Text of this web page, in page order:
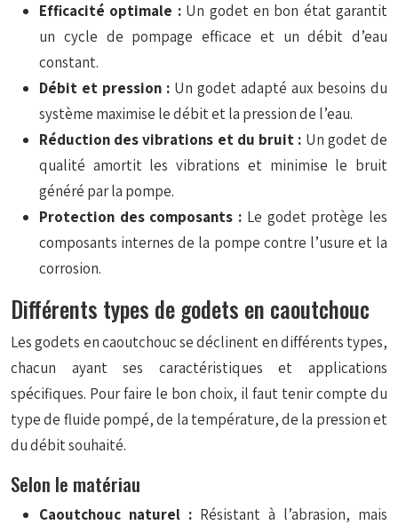
Efficacité optimale : Un godet en bon état garantit
un cycle de pompage efficace et un débit d’eau
constant.
Débit et pression : Un godet adapté aux besoins du
système maximise le débit et la pression de l’eau.
Réduction des vibrations et du bruit : Un godet de
qualité amortit les vibrations et minimise le bruit
généré par la pompe.
Protection des composants : Le godet protège les
composants internes de la pompe contre l’usure et la
corrosion.
Différents types de godets en caoutchouc
Les godets en caoutchouc se déclinent en différents types,
chacun ayant ses caractéristiques et applications
spécifiques. Pour faire le bon choix, il faut tenir compte du
type de fluide pompé, de la température, de la pression et
du débit souhaité.
Selon le matériau
Caoutchouc naturel : Résistant à l’abrasion, mais